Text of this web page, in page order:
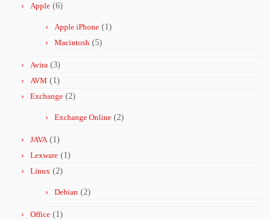
Apple (6)
Apple iPhone (1)
Macintosh (5)
Avira (3)
AVM (1)
Exchange (2)
Exchange Online (2)
JAVA (1)
Lexware (1)
Linux (2)
Debian (2)
Office (1)